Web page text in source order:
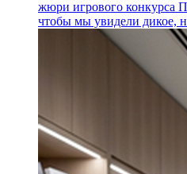
жюри игрового конкурса
чтобы мы увидели дикое,